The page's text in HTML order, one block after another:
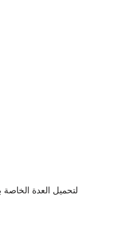
لتحميل العدة الخاصة